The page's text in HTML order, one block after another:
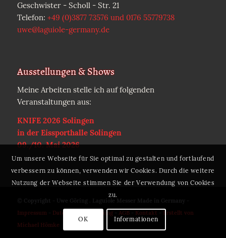
Geschwister - Scholl - Str. 21
Telefon: +49 (0)3877 73576 und 0176 55779738
uwe@laguiole-germany.de
Ausstellungen & Shows
Meine Arbeiten stelle ich auf folgenden
Veranstaltungen aus:
KNIFE 2026 Solingen
in der Eissporthalle Solingen
09./10. Mai 2026
© Copyright - Uwe Göring . Laguiole Messer Made in Germany -
Impressum- Datenschutzerklärung- AGB- Kontakt
Erstellt von
Michael Hömke
Um unsere Webseite für Sie optimal zu gestalten und fortlaufend
verbessern zu können, verwenden wir Cookies. Durch die weitere
Nutzung der Webseite stimmen Sie der Verwendung von Cookies
zu.
OK Informationen